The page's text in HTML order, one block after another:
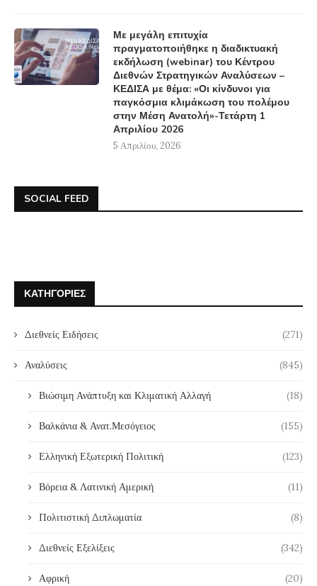
Με μεγάλη επιτυχία
πραγματοποιήθηκε η διαδικτυακή
εκδήλωση (webinar) του Κέντρου
Διεθνών Στρατηγικών Αναλύσεων –
ΚΕΔΙΣΑ με θέμα: «Οι κίνδυνοι για
παγκόσμια κλιμάκωση του πολέμου
στην Μέση Ανατολή»-Τετάρτη 1
Απριλίου 2026
5 Απριλίου, 2026
SOCIAL FEED
ΚΑΤΗΓΟΡΊΕΣ
Διεθνείς Ειδήσεις (271)
Αναλύσεις (845)
Βιώσιμη Ανάπτυξη και Κλιματική Αλλαγή (18)
Βαλκάνια & Ανατ.Μεσόγειος (155)
Ελληνική Εξωτερική Πολιτική (123)
Βόρεια & Λατινική Αμερική (11)
Πολιτιστική Διπλωματία (8)
Διεθνείς Εξελίξεις (342)
Αφρική (20)